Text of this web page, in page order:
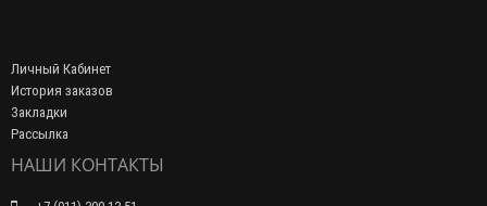
Личный Кабинет
История заказов
Закладки
Рассылка
НАШИ КОНТАКТЫ